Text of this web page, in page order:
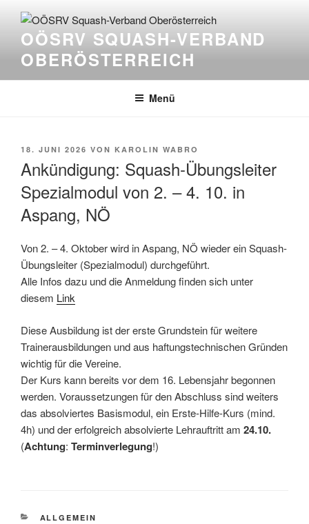
Inhalt
springenOÖSRV SQUASH-VERBAND
OBERÖSTERREICH
Menü
VERÖFFENTLICHT
18. JUNI 2026 VON KAROLIN WABRO
Ankündigung: Squash-Übungsleiter
Spezialmodul von 2. – 4. 10. in
Aspang, NÖ
Von 2. – 4. Oktober wird in Aspang, NÖ wieder ein Squash-
Übungsleiter (Spezialmodul) durchgeführt.
Alle Infos dazu und die Anmeldung finden sich unter
diesem Link
Diese Ausbildung ist der erste Grundstein für weitere
Trainerausbildungen und aus haftungstechnischen Gründen
wichtig für die Vereine.
Der Kurs kann bereits vor dem 16. Lebensjahr begonnen
werden. Voraussetzungen für den Abschluss sind weiters
das absolviertes Basismodul, ein Erste-Hilfe-Kurs (mind.
4h) und der erfolgreich absolvierte Lehrauftritt am 24.10.
(Achtung: Terminverlegung!)
KATEGORIEN
ALLGEMEIN